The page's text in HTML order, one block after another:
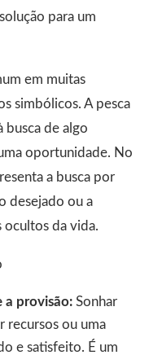
para um
em muitas
simbólicos. A pesca
busca de algo
oportunidade. No
a busca por
desejado ou a
ocultos da vida.
a provisão: Sonhar
recursos ou uma
e satisfeito. É um